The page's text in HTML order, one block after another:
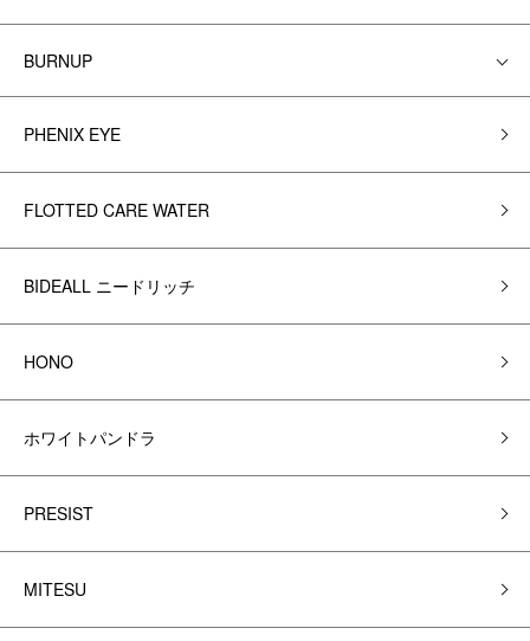
BURNUP
PHENIX EYE
FLOTTED CARE WATER
BIDEALL ニードリッチ
HONO
ホワイトパンドラ
PRESIST
MITESU